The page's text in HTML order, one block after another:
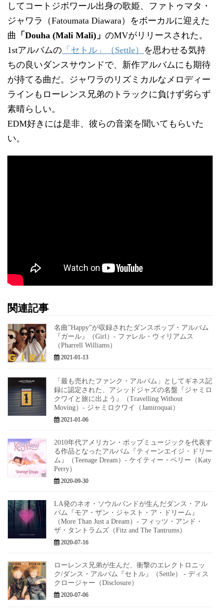
してコートジボワール出身の歌姫、ファトゥマタ・
ジャワラ（Fatoumata Diawara）をボーカルに迎えた
曲 「Douha (Mali Mali)」 のMVがリリースされた。
1stアルバムの 「セトル」（Settle） を思わせる気持
ちの良いダンスサウンドで、新作アルバムにも期待
が持てる曲だ。ジャワラのリズミカルなメロディー
ラインもローレンス兄弟のトラックに負けず劣らず
素晴らしい。
EDM好きには是非、彼らの音楽を聞いてもらいた
い。
関連記事
名曲”Happy”が収録されたダンスポップ・アルバム
『ガール』（Girl）- ファレル・ウィリアムス
（Pharrell Williams）
2021-01-13
「最も売れたファンク・アルバム」としてギネス記
録に認定された、アシッドジャズの名盤『ジャミロ
クワイと旅に出よう』（Travelling Without
Moving）- ジャミロクワイ（Jamiroquai）
2021-01-06
2010年代アメリカン・ポップミュージックを代表す
る作品となったアルバム『ティーンエイジ・ドリー
ム』（Teenage Dream）- ケイティー・ペリー（Katy
Perry）
2020-09-30
LA発のネオ・ソウルバンドが生んだダンス・アル
バム『モア・ザン・ジャスト・ア・ドリーム』
（More Than Just a Dream）- フィッツ・アンド・
ザ・タントラムズ（Fitz and The Tantrums）
2020-07-16
ローレンス兄弟が生んだ、衝撃のエレクトロニッ
ク/ダンス・アルバム『セトル』（Settle） - ディス
クロージャー（Disclosure）
2020-07-06